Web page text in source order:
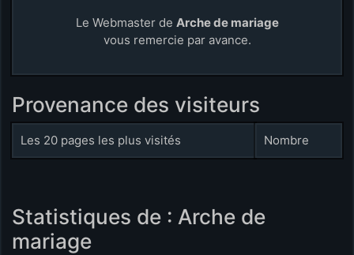
Le Webmaster de Arche de mariage
vous remercie par avance.
Provenance des visiteurs
Les 20 pages les plus visités Nombre
Statistiques de : Arche de
mariage